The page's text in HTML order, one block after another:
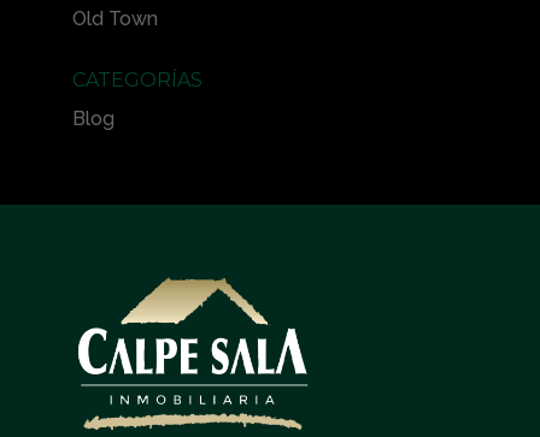
Old Town
CATEGORÍAS
Blog